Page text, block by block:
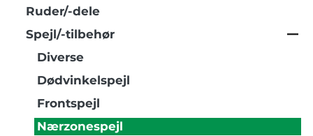
Ruder/-dele
Spejl/-tilbehør
Diverse
Dødvinkelspejl
Frontspejl
Nærzonespejl